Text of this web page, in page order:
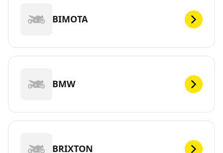
BIMOTA
BMW
BRIXTON